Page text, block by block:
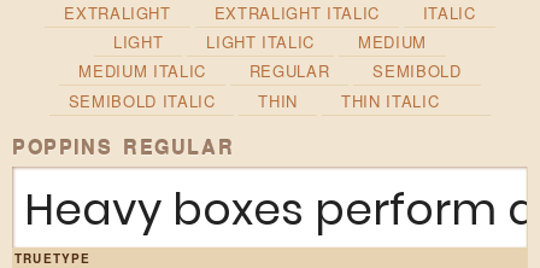
EXTRALIGHT
EXTRALIGHT ITALIC
ITALIC
LIGHT
LIGHT ITALIC
MEDIUM
MEDIUM ITALIC
REGULAR
SEMIBOLD
SEMIBOLD ITALIC
THIN THIN ITALIC
POPPINS REGULAR
Heavy boxes perform
TRUETYPE